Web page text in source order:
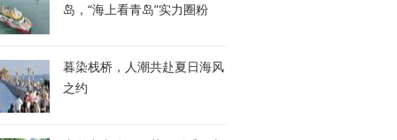
岛，“海上看青岛”实力圈粉
暮染栈桥，人潮共赴夏日海风
之约